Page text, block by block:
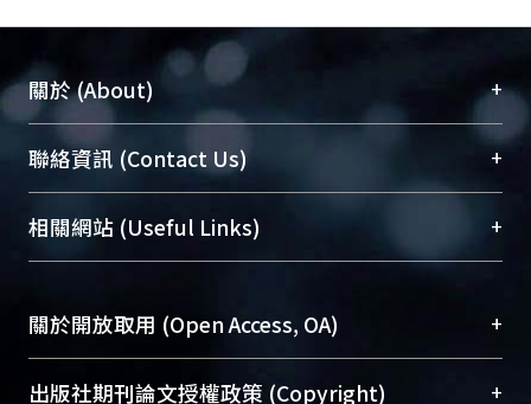
關於 (About) +
臺大位居世界頂尖大學之列，為永久珍藏及向國際
展現本校豐碩的研究成果及學術能量，圖書館整合
機構典藏（NTUR）與學術庫（AH）不同功能平
台，成為臺大學術典藏NTU scholars。期能整合研
究能量、促進交流合作、保存學術產出、推廣研究
成果。
To permanently archive and promote researcher
profiles and scholarly works, Library integrates the
聯絡資訊 (Contact Us) +
總館學科館員(Main Library)
醫學圖書館學科館員(Medical Library)
Sciences Library)
相關網站 (Useful Links) +
關於開放取用 (Open Access, OA) +
開放取用是從使用者角度提升資訊取用性的社會運
出版社期刊論文授權政策 (Copyright) +